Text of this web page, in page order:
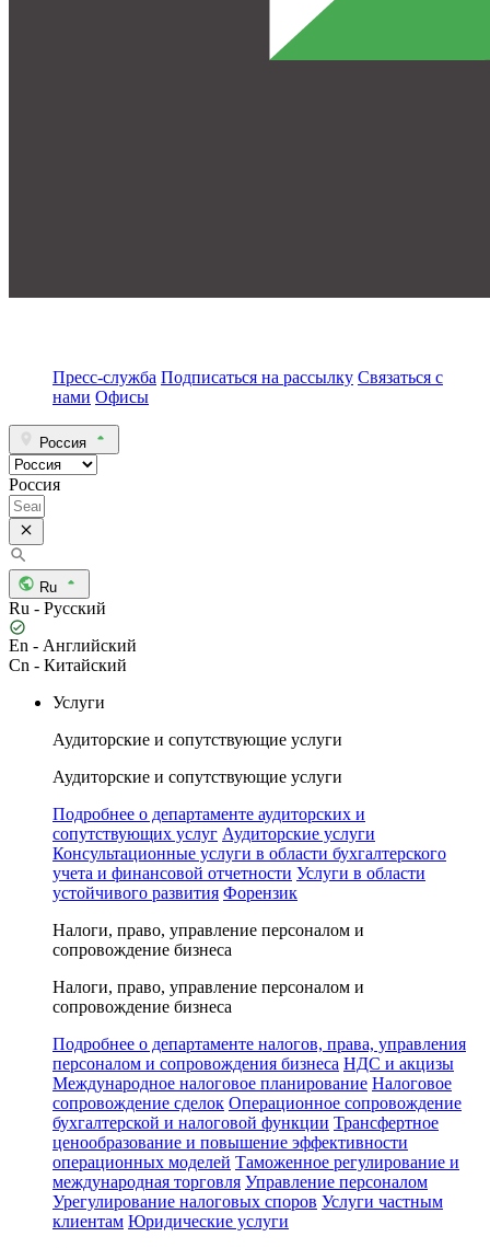
Пресс-служба Подписаться на рассылку Связаться с
нами Офисы
Россия
Россия
Ru
Ru - Русский
En - Английский
Cn - Китайский
Услуги
Аудиторские и сопутствующие услуги
Аудиторские и сопутствующие услуги
Подробнее о департаменте аудиторских и
сопутствующих услуг Аудиторские услуги
Консультационные услуги в области бухгалтерского
учета и финансовой отчетности Услуги в области
устойчивого развития Форензик
Налоги, право, управление персоналом и
сопровождение бизнеса
Налоги, право, управление персоналом и
сопровождение бизнеса
Подробнее о департаменте налогов, права, управления
персоналом и сопровождения бизнеса НДС и акцизы
Международное налоговое планирование Налоговое
сопровождение сделок Операционное сопровождение
бухгалтерской и налоговой функции Трансфертное
ценообразование и повышение эффективности
операционных моделей Таможенное регулирование и
международная торговля Управление персоналом
Урегулирование налоговых споров Услуги частным
клиентам Юридические услуги